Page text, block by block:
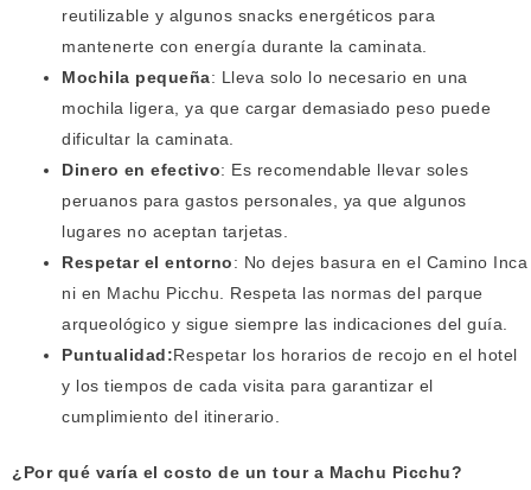
reutilizable y algunos snacks energéticos para
mantenerte con energía durante la caminata.
Mochila pequeña: Lleva solo lo necesario en una
mochila ligera, ya que cargar demasiado peso puede
dificultar la caminata.
Dinero en efectivo: Es recomendable llevar soles
peruanos para gastos personales, ya que algunos
lugares no aceptan tarjetas.
Respetar el entorno: No dejes basura en el Camino Inca
ni en Machu Picchu. Respeta las normas del parque
arqueológico y sigue siempre las indicaciones del guía.
Puntualidad:Respetar los horarios de recojo en el hotel
y los tiempos de cada visita para garantizar el
cumplimiento del itinerario.
¿Por qué varía el costo de un tour a Machu Picchu?